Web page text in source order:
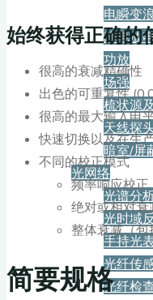
电瞬变
静电放
功放
场强
梳状源
天线探
暗室/屏
光网络
光谱分
光时域
手持光
光纤传
光纤检
始终获得正确的
很高的衰减精确性
出色的可重复性
很高的最大输入电
快速切换以及在生
不同的校正模式
频率响应校正
绝对或相对衰
整体衰减（
简要规格